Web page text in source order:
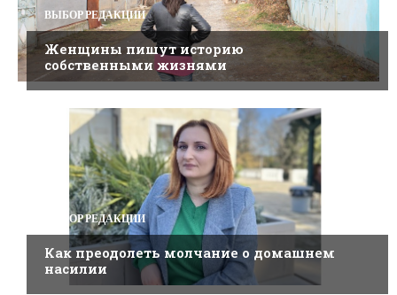
ВЫБОР РЕДАКЦИИ
Женщины пишут историю
собственными жизнями
ВЫБОР РЕДАКЦИИ
Как преодолеть молчание о домашнем
насилии